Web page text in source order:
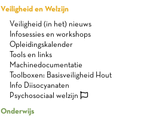
Veiligheid en Welzijn
Veiligheid (in het) nieuws
Infosessies en workshops
Opleidingskalender
Tools en links
Machinedocumentatie
Toolboxen: Basisveiligheid Hout
Info Diisocyanaten
Psychosociaal welzijn
Onderwijs